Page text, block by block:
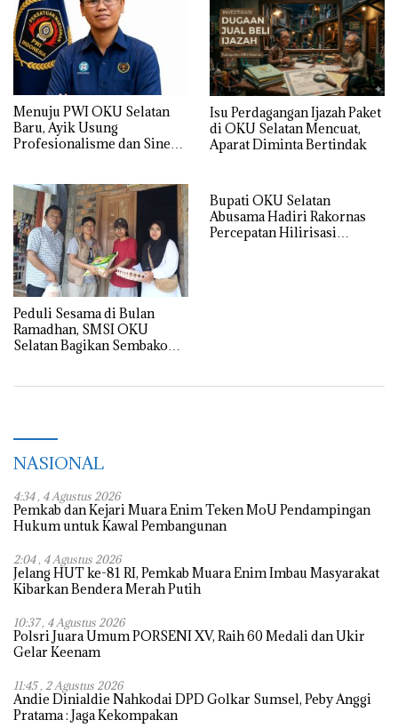
Menuju PWI OKU Selatan
Baru, Ayik Usung
Profesionalisme dan Sinergi
Isu Perdagangan Ijazah Paket
di OKU Selatan Mencuat,
Aparat Diminta Bertindak
Peduli Sesama di Bulan
Ramadhan, SMSI OKU
Selatan Bagikan Sembako
Bupati OKU Selatan
Abusama Hadiri Rakornas
Percepatan Hilirisasi
NASIONAL
4:34 , 4 Agustus 2026
Pemkab dan Kejari Muara Enim Teken MoU Pendampingan
Hukum untuk Kawal Pembangunan
2:04 , 4 Agustus 2026
Jelang HUT ke-81 RI, Pemkab Muara Enim Imbau Masyarakat
Kibarkan Bendera Merah Putih
10:37 , 4 Agustus 2026
Polsri Juara Umum PORSENI XV, Raih 60 Medali dan Ukir
Gelar Keenam
11:45 , 2 Agustus 2026
Andie Dinialdie Nahkodai DPD Golkar Sumsel, Peby Anggi
Pratama : Jaga Kekompakan